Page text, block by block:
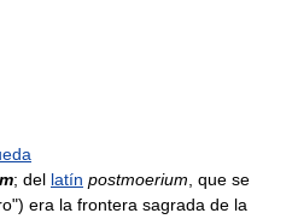
; del latín postmoerium , que se
era la frontera sagrada de la